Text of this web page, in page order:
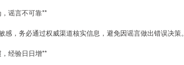
谣言不可靠**
感，务必通过权威渠道核实信息，避免因谣言做出错误决策。
经验日日增**